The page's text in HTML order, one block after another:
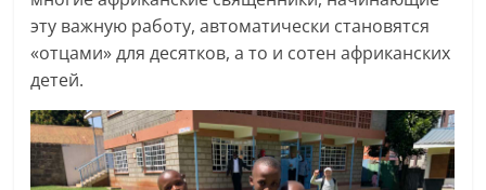
эту важную работу, автоматически становятся
«отцами» для десятков, а то и сотен африканских
детей.